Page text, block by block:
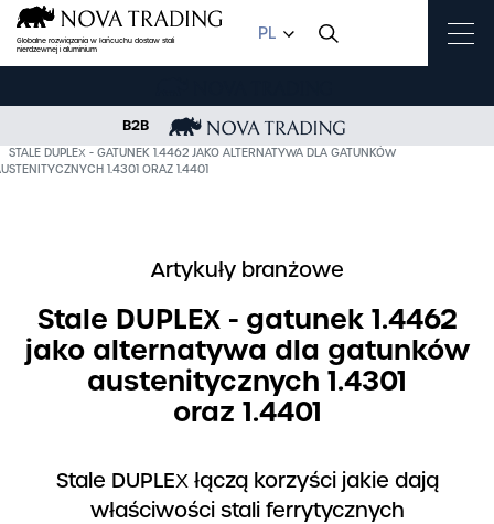
Globalne rozwiązania w łańcuchu dostaw stali
nierdzewnej i aluminium
PL
B2B
STALE DUPLEX - GATUNEK 1.4462 JAKO ALTERNATYWA DLA GATUNKÓW
1.4301 ORAZ 1.4401
Artykuły branżowe
Stale DUPLEX - gatunek 1.4462
jako alternatywa dla gatunków
austenitycznych 1.4301
oraz 1.4401
Stale DUPLEX łącząkorzyści jakie dają
właściwości stali ferrytycznych